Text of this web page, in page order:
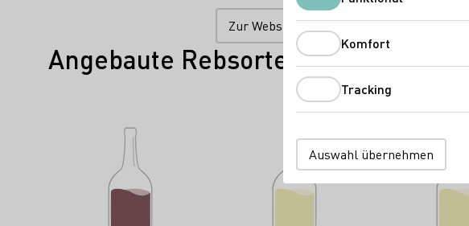
Zur Website
Angebaute Rebsorten
Funktional
Komfort
Tracking
Auswahl übernehmen